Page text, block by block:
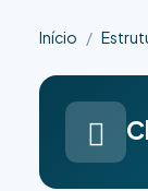
Início